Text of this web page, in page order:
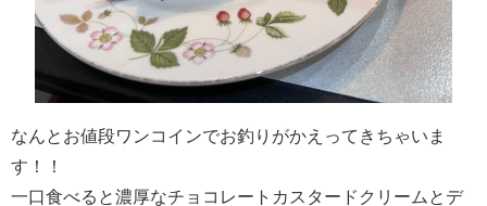
なんとお値段ワンコインでお釣りがかえってきちゃいま
す！！
一口食べると濃厚なチョコレートカスタードクリームとデ